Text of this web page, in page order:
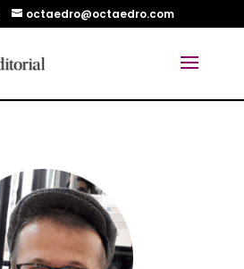
octaedro@octaedro.com